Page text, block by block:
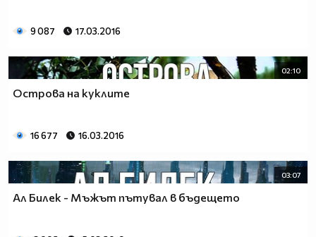
9 087 17.03.2016
02:10
Острова на куклите
16 677 16.03.2016
03:07
Ал Билек - Мъжът пътувал в бъдещето